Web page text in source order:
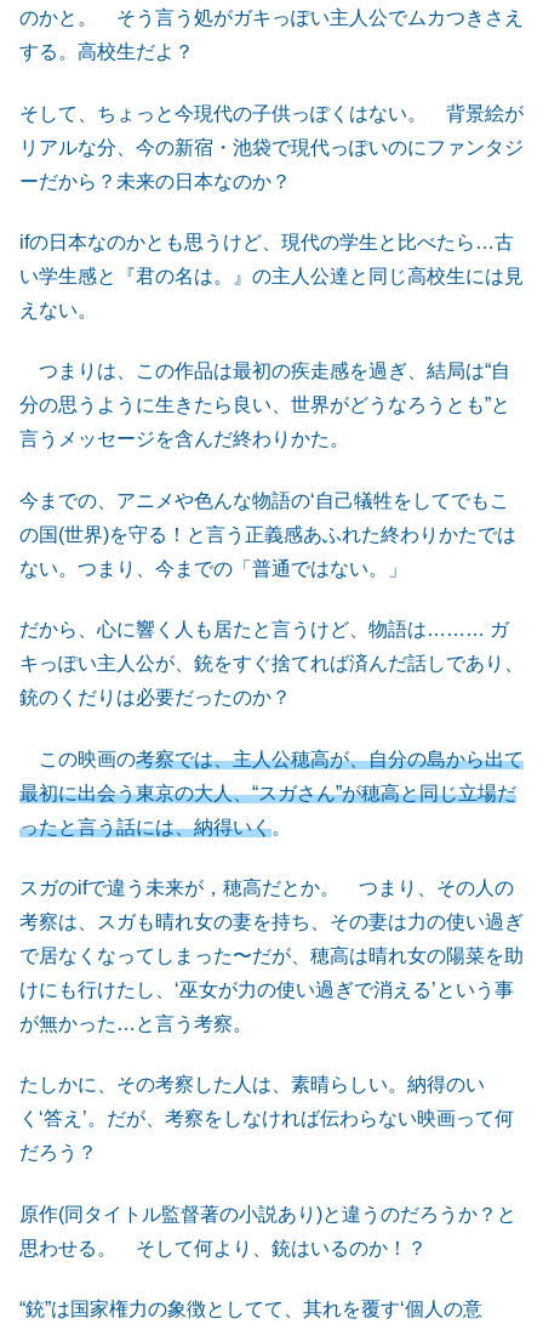
のかと。 そう言う処がガキっぽい主人公でムカつきさえ
する。高校生だよ？
そして、ちょっと今現代の子供っぽくはない。 背景絵が
リアルな分、今の新宿・池袋で現代っぽいのにファンタジ
ーだから？未来の日本なのか？
ifの日本なのかとも思うけど、現代の学生と比べたら…古
い学生感と『君の名は。』の主人公達と同じ高校生には見
えない。
つまりは、この作品は最初の疾走感を過ぎ、結局は“自
分の思うように生きたら良い、世界がどうなろうとも”と
言うメッセージを含んだ終わりかた。
今までの、アニメや色んな物語の‘自己犠牲をしてでもこ
の国(世界)を守る！と言う正義感あふれた終わりかたでは
ない。つまり、今までの「普通ではない。」
だから、心に響く人も居たと言うけど、物語は……… ガ
キっぽい主人公が、銃をすぐ捨てれば済んだ話しであり、
銃のくだりは必要だったのか？
この映画の考察では、主人公穂高が、自分の島から出て
最初に出会う東京の大人、“スガさん”が穂高と同じ立場だ
ったと言う話には、納得いく。
スガのifで違う未来が，穂高だとか。 つまり、その人の
考察は、スガも晴れ女の妻を持ち、その妻は力の使い過ぎ
で居なくなってしまった〜だが、穂高は晴れ女の陽菜を助
けにも行けたし、‘巫女が力の使い過ぎで消える’という事
が無かった…と言う考察。
たしかに、その考察した人は、素晴らしい。納得のい
く‘答え’。だが、考察をしなければ伝わらない映画って何
だろう？
原作(同タイトル監督著の小説あり)と違うのだろうか？と
思わせる。 そして何より、銃はいるのか！？
“銃”は国家権力の象徴としてて、其れを覆す‘個人の意